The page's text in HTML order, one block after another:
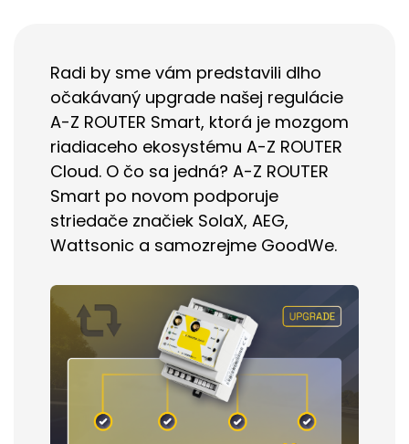
Radi by sme vám predstavili dlho
očakávaný upgrade našej regulácie
A-Z ROUTER Smart, ktorá je mozgom
riadiaceho ekosystému A-Z ROUTER
Cloud. O čo sa jedná? A-Z ROUTER
Smart po novom podporuje
striedače značiek SolaX, AEG,
Wattsonic a samozrejme GoodWe.